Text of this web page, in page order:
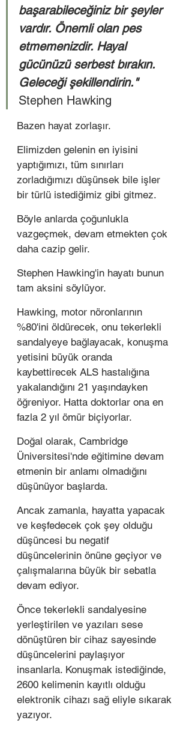
başarabileceğiniz bir şeyler
vardır. Önemli olan pes
etmemenizdir. Hayal
gücünüzü serbest bırakın.
Geleceği şekillendirin."
Stephen Hawking
Bazen hayat zorlaşır.
Elimizden gelenin en iyisini
yaptığımızı, tüm sınırları
zorladığımızı düşünsek bile işler
bir türlü istediğimiz gibi gitmez.
Böyle anlarda çoğunlukla
vazgeçmek, devam etmekten çok
daha cazip gelir.
Stephen Hawking'in hayatı bunun
tam aksini söylüyor.
Hawking, motor nöronlarının
%80'ini öldürecek, onu tekerlekli
sandalyeye bağlayacak, konuşma
yetisini büyük oranda
kaybettirecek ALS hastalığına
yakalandığını 21 yaşındayken
öğreniyor. Hatta doktorlar ona en
fazla 2 yıl ömür biçiyorlar.
Doğal olarak, Cambridge
Üniversitesi'nde eğitimine devam
etmenin bir anlamı olmadığını
düşünüyor başlarda.
Ancak zamanla, hayatta yapacak
ve keşfedecek çok şey olduğu
düşüncesi bu negatif
düşüncelerinin önüne geçiyor ve
çalışmalarına büyük bir sebatla
devam ediyor.
Önce tekerlekli sandalyesine
yerleştirilen ve yazıları sese
dönüştüren bir cihaz sayesinde
düşüncelerini paylaşıyor
insanlarla. Konuşmak istediğinde,
2600 kelimenin kayıtlı olduğu
elektronik cihazı sağ eliyle sıkarak
yazıyor.